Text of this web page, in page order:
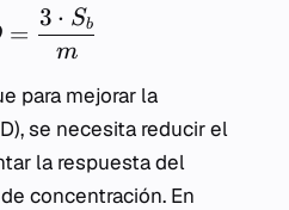
=
m
3 ⋅ Sb
para mejorar la
se necesita reducir el
la respuesta del
concentración. En